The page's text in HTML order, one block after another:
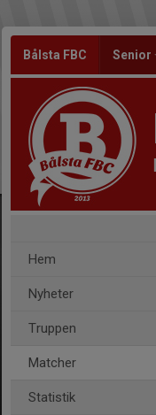
Bålsta FBC Senior
Hem
Nyheter
Truppen
Matcher
Statistik